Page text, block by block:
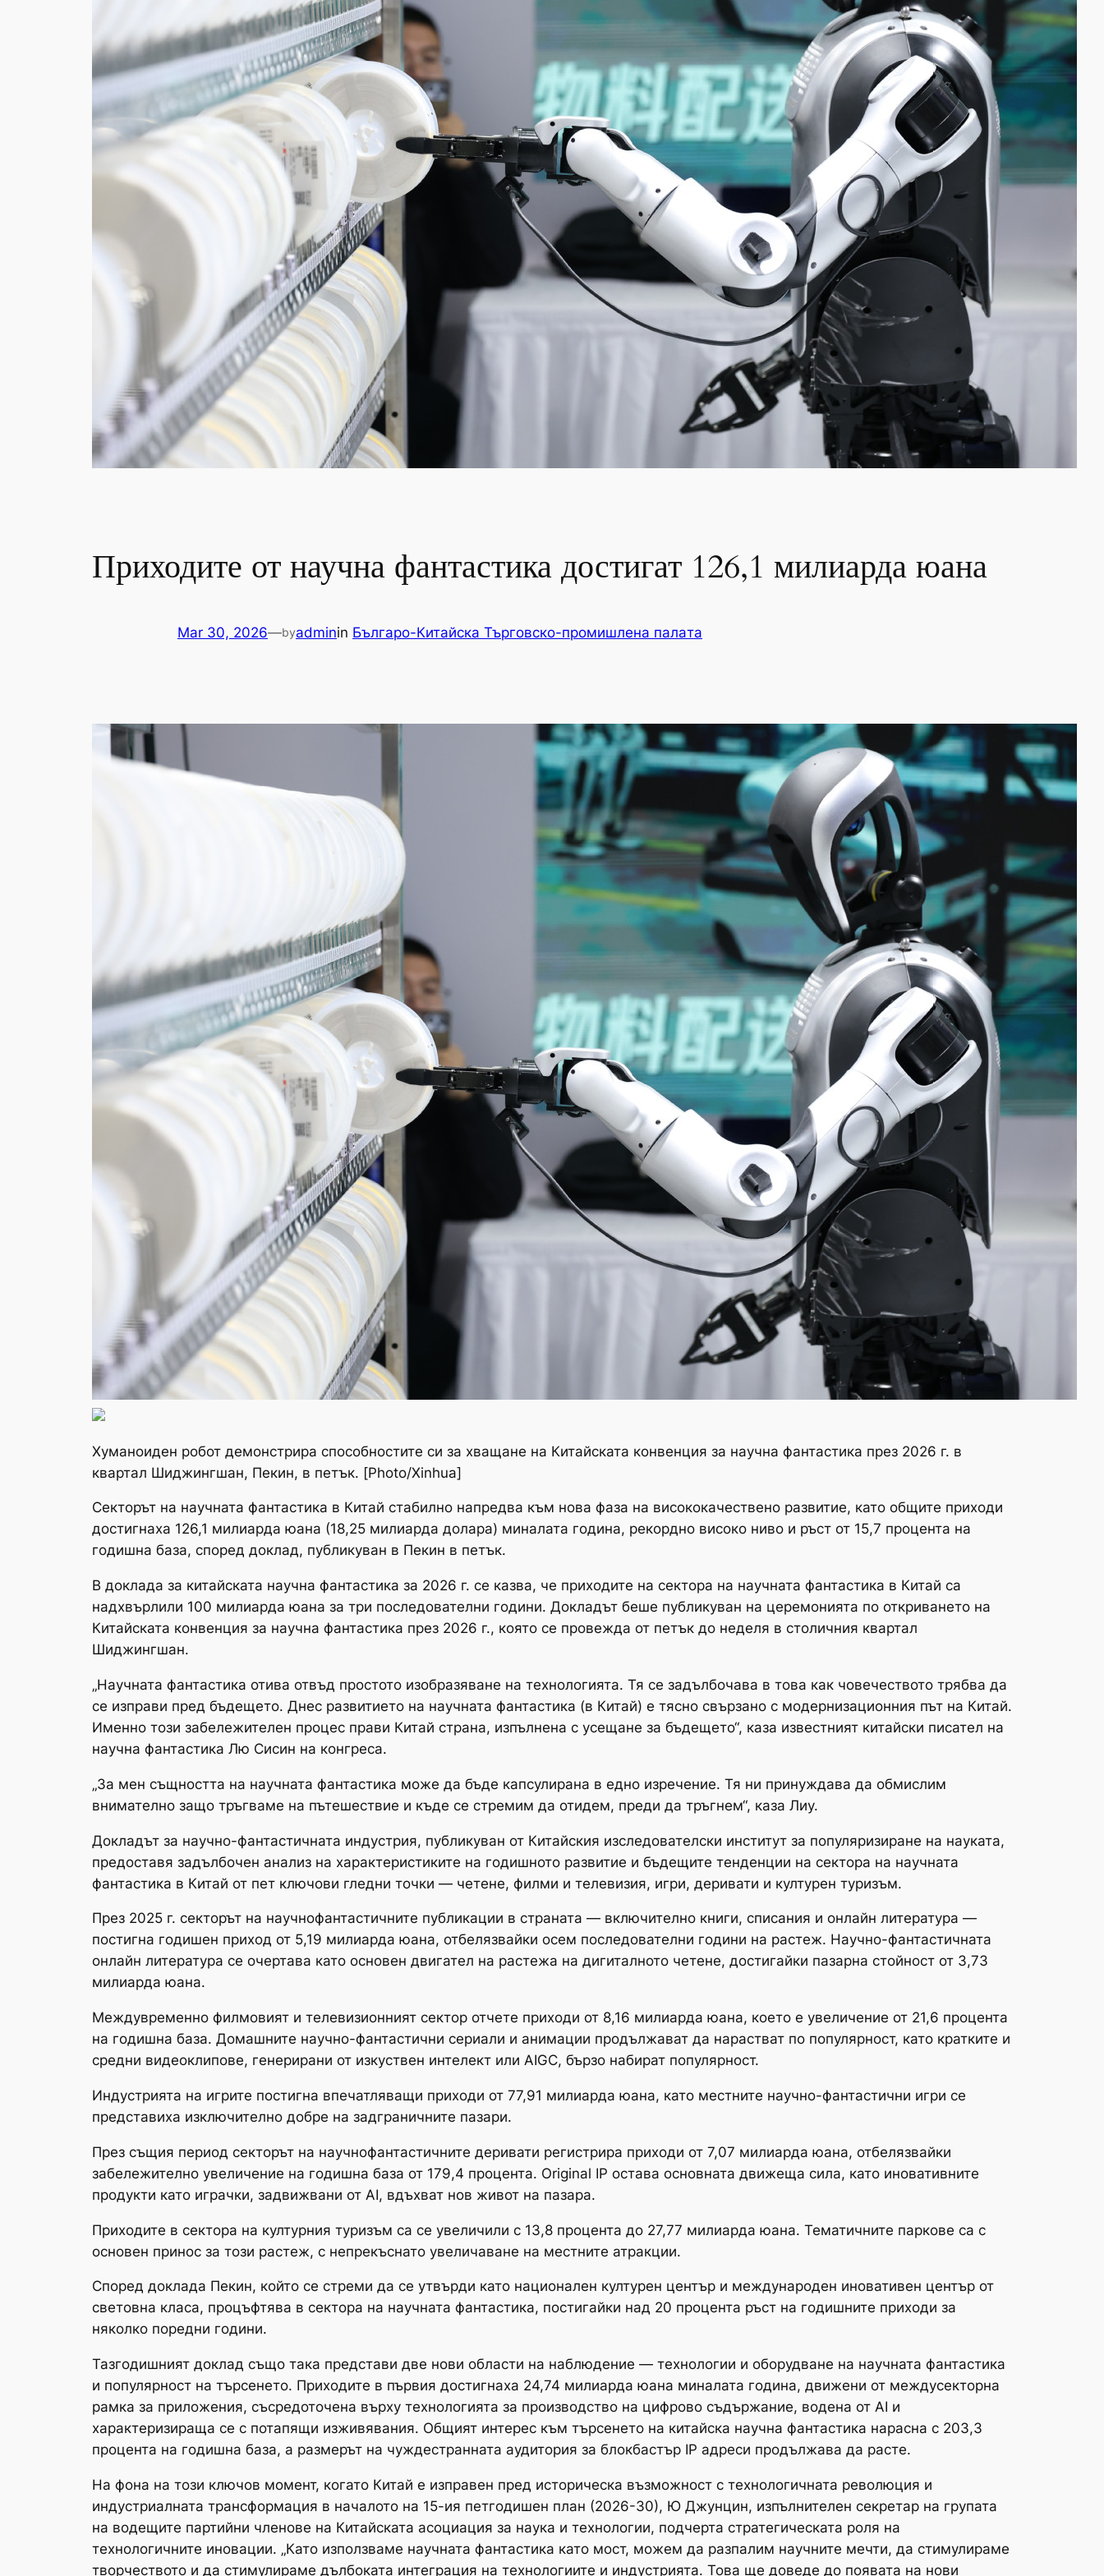
Приходите от научна фантастика достигат 126,1 милиарда юана
Mar 30, 2026—byadminin Българо-Китайска Търговско-промишлена палaта
Хуманоиден робот демонстрира способностите си за хващане на Китайската конвенция за научна фантастика през 2026 г. в
квартал Шиджингшан, Пекин, в петък. [Photo/Xinhua]
Секторът на научната фантастика в Китай стабилно напредва към нова фаза на висококачествено развитие, като общите приходи
достигнаха 126,1 милиарда юана (18,25 милиарда долара) миналата година, рекордно високо ниво и ръст от 15,7 процента на
годишна база, според доклад, публикуван в Пекин в петък.
В доклада за китайската научна фантастика за 2026 г. се казва, че приходите на сектора на научната фантастика в Китай са
надхвърлили 100 милиарда юана за три последователни години. Докладът беше публикуван на церемонията по откриването на
Китайската конвенция за научна фантастика през 2026 г., която се провежда от петък до неделя в столичния квартал
Шиджингшан.
„Научната фантастика отива отвъд простото изобразяване на технологията. Тя се задълбочава в това как човечеството трябва да
се изправи пред бъдещето. Днес развитието на научната фантастика (в Китай) е тясно свързано с модернизационния път на Китай.
Именно този забележителен процес прави Китай страна, изпълнена с усещане за бъдещето“, каза известният китайски писател на
научна фантастика Лю Сисин на конгреса.
„За мен същността на научната фантастика може да бъде капсулирана в едно изречение. Тя ни принуждава да обмислим
внимателно защо тръгваме на пътешествие и къде се стремим да отидем, преди да тръгнем“, каза Лиу.
Докладът за научно-фантастичната индустрия, публикуван от Китайския изследователски институт за популяризиране на науката,
предоставя задълбочен анализ на характеристиките на годишното развитие и бъдещите тенденции на сектора на научната
фантастика в Китай от пет ключови гледни точки — четене, филми и телевизия, игри, деривати и културен туризъм.
През 2025 г. секторът на научнофантастичните публикации в страната — включително книги, списания и онлайн литература —
постигна годишен приход от 5,19 милиарда юана, отбелязвайки осем последователни години на растеж. Научно-фантастичната
онлайн литература се очертава като основен двигател на растежа на дигиталното четене, достигайки пазарна стойност от 3,73
милиарда юана.
Междувременно филмовият и телевизионният сектор отчете приходи от 8,16 милиарда юана, което е увеличение от 21,6 процента
на годишна база. Домашните научно-фантастични сериали и анимации продължават да нарастват по популярност, като кратките и
средни видеоклипове, генерирани от изкуствен интелект или AIGC, бързо набират популярност.
Индустрията на игрите постигна впечатляващи приходи от 77,91 милиарда юана, като местните научно-фантастични игри се
представиха изключително добре на задграничните пазари.
През същия период секторът на научнофантастичните деривати регистрира приходи от 7,07 милиарда юана, отбелязвайки
забележително увеличение на годишна база от 179,4 процента. Original IP остава основната движеща сила, като иновативните
продукти като играчки, задвижвани от AI, вдъхват нов живот на пазара.
Приходите в сектора на културния туризъм са се увеличили с 13,8 процента до 27,77 милиарда юана. Тематичните паркове са с
основен принос за този растеж, с непрекъснато увеличаване на местните атракции.
Според доклада Пекин, който се стреми да се утвърди като национален културен център и международен иновативен център от
световна класа, процъфтява в сектора на научната фантастика, постигайки над 20 процента ръст на годишните приходи за
няколко поредни години.
Тазгодишният доклад също така представи две нови области на наблюдение — технологии и оборудване на научната фантастика
и популярност на търсенето. Приходите в първия достигнаха 24,74 милиарда юана миналата година, движени от междусекторна
рамка за приложения, съсредоточена върху технологията за производство на цифрово съдържание, водена от AI и
характеризираща се с потапящи изживявания. Общият интерес към търсенето на китайска научна фантастика нарасна с 203,3
процента на годишна база, а размерът на чуждестранната аудитория за блокбастър IP адреси продължава да расте.
На фона на този ключов момент, когато Китай е изправен пред историческа възможност с технологичната революция и
индустриалната трансформация в началото на 15-ия петгодишен план (2026-30), Ю Джунцин, изпълнителен секретар на групата
на водещите партийни членове на Китайската асоциация за наука и технологии, подчерта стратегическата роля на
технологичните иновации. „Като използваме научната фантастика като мост, можем да разпалим научните мечти, да стимулираме
творчеството и да стимулираме дълбоката интеграция на технологиите и индустрията. Това ще доведе до появата на нови